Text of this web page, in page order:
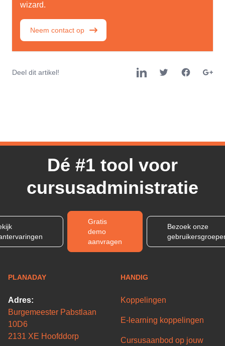
wizard.
Neem contact op
Deel dit artikel!
Dé #1 tool voor
cursusadministratie
Gratis
demo
aanvragen
Bezoek onze
PLANADAY
Adres:
Burgemeester Pabstlaan
10D6
2131 XE Hoofddorp
HANDIG
Koppelingen
E-learning koppelingen
Cursusaanbod op jouw